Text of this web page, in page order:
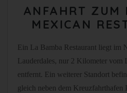
ANFAHRT ZUM
MEXICAN
Ein La Bamba Restaurant liegt im
Lauderdales, nur 2 Kilometer vom
entfernt. Ein weiterer Standort
gleich neben dem Kreuzfahrthafen